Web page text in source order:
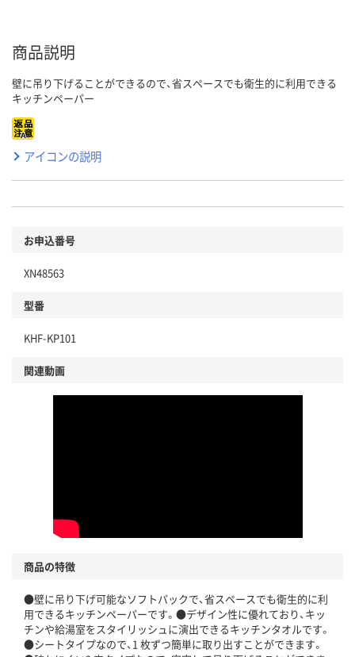
商品説明
壁に吊り下げることができるので、省スペースでも衛生的に利用できる
キッチンペーパー
アイコンの説明
お申込番号
XN48563
型番
KHF-KP101
関連動画
商品の特徴
●壁に吊り下げ可能なソフトパックで、省スペースでも衛生的に利
用できるキッチンペーパーです。●デザイン性に優れており、キッ
チンや給湯室をスタイリッシュに演出できるキッチンタオルです。
●シートタイプなので、1 枚ずつ簡単に取り出すことができます。